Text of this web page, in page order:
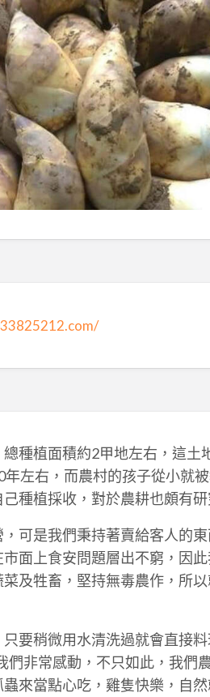
種植面積約2甲地左右，這土
左右，而農村的孩子從小就
種植採收，對於農耕也頗有研
可是我們秉持著賣給客人的
面上食安問題層出不窮，因
及牲畜，堅持無毒農作，所
要稍微用水清洗過就會直接
非常感動，不只如此，我們
來當點心吃，雞隻快樂，自